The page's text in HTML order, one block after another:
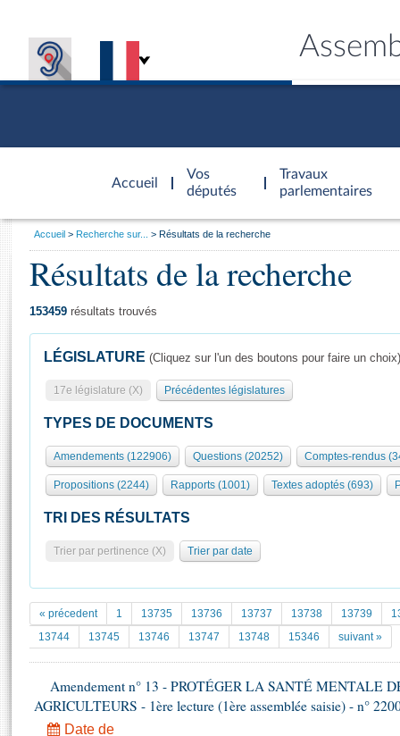
Accueil
d'accueil
Vos
députés
Travaux
parlementaires
Présidence
577 députés
Groupes politiques
Séance publique
Commissions et autres organes
Europe et International
Pétitions
Documents parlementaires
Projets de loi
Propositions de loi
Amendements
Textes adoptés
Général
Rôle et pouvoirs de l'Assemblée
Organisation de l'Assemblée
Présidence Conférence des Présidents Bureau Collège des
Statistiques et chiffres clés
Documents de référence
( Constitution | Règlement de l'Assemblée ... )
Histoire
Juniors
Visiter l'Assemblée
Visite virtuelle du palais Bourbon
Assister à une séance
La Bibliothèque
Les archives
Photos libres de droit
Vous
Accueil Recherche sur... Résultats de la recherche
Résultats de la recherche
153459 résultats trouvés
LÉGISLATURE (Cliquez sur l'un des boutons pour faire un choix)
17e législature (X) Précédentes législatures
TYPES DE DOCUMENTS
Amendements (122906) Questions (20252) Comptes-rendus
Propositions (2244) Rapports (1001) Textes adoptés (693)
TRI DES RÉSULTATS
Trier par pertinence (X) Trier par date
« précedent 1 13735 13736 13737 13738 13739
13744
13745 13746 13747 13748 15346 suivant »
Amendement n° 13 - PROTÉGER LA SANTÉ MENTALE
AGRICULTEURS - 1ère lecture (1ère assemblée saisie) - n°
Date de